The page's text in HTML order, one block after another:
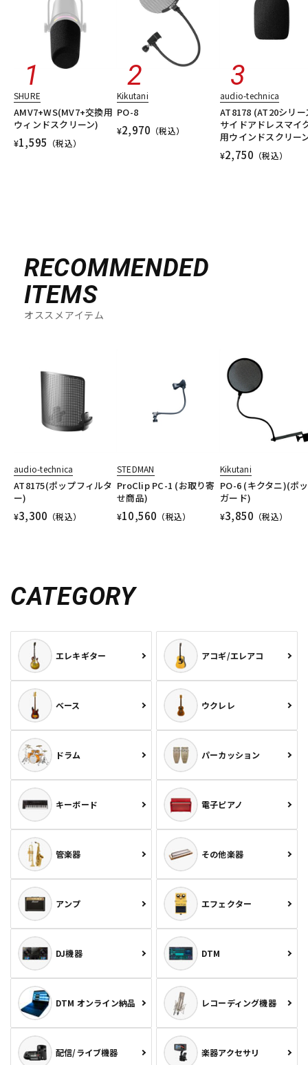
SHURE
AMV7+WS(MV7+交換用
ウィンドスクリーン)
¥1,595 （税込）
Kikutani
PO-8
¥2,970 （税込）
audio-technica
AT8178 (AT20シリー
サイドアドレスマイ
用ウインドスクリー
¥2,750 （税込）
RECOMMENDED
ITEMS
オススメアイテム
audio-technica
AT8175(ポップフィルタ
ー)
¥3,300 （税込）
STEDMAN
ProClip PC-1 (お取り寄
せ商品)
¥10,560 （税込）
Kikutani
PO-6 (キクタニ)(ポ
ガード)
¥3,850 （税込）
CATEGORY
エレキギター アコギ/エレアコ
ベース ウクレレ
ドラム パーカッション
キーボード 電子ピアノ
管楽器 その他楽器
アンプ エフェクター
DJ機器 DTM
DTM オンライン納品 レコーディング機器
配信/ライブ機器 楽器アクセサリ